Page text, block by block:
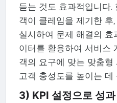
듣는 것도 효과적입니다.
객이 클레임을 제기한 후
실시하여 문제 해결의 효
이터를 활용하여 서비스
객의 요구에 맞는 맞춤
고객 충성도를 높이는 데
3) KPI 설정으로 성